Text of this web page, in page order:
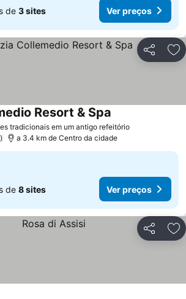
de 3 sites Ver preços
Partilhar
tradicionais em um antigo refeitório
Resort & Spa
a 3.4 km de Centro da cidade
de 8 sites Ver preços
Partilhar